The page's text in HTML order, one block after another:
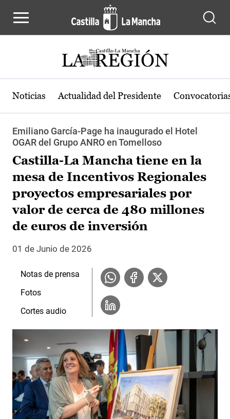
Noticias Actualidad del Presidente
Emiliano García-Page ha inaugurado el Hotel
OGAR del Grupo ANRO en Tomelloso
Castilla-La Mancha tiene en la
mesa de Incentivos Regionales
proyectos empresariales por
valor de cerca de 480 millones
de euros de inversión
01 de Junio de 2026
Notas de prensa
Fotos
Cortes audio